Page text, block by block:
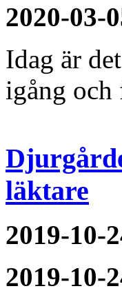
2020-03-
Idag är
igång och
läktare
2019-10-
2019-10-